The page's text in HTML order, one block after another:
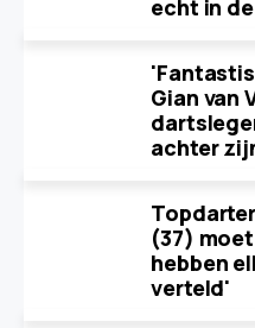
echt in
Gian van
achter
(37)
hebben
verteld'